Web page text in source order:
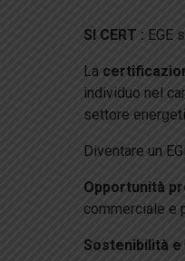
SI CERT : EGE
La
individuo nel
settore
Diventare un
Opportunità
commerciale e
Sostenibilità